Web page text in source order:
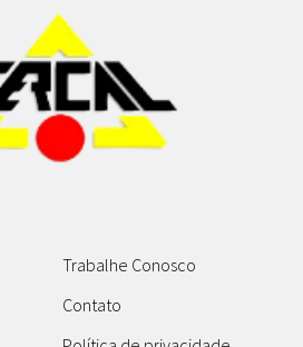
Trabalhe Conosco
Contato